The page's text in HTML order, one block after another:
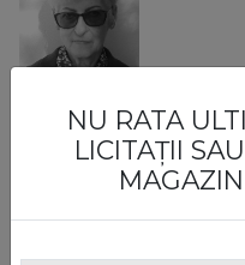
Lia Maria Voicu
Expert Atestat de Ministerul
NU RATA
LICITAȚII